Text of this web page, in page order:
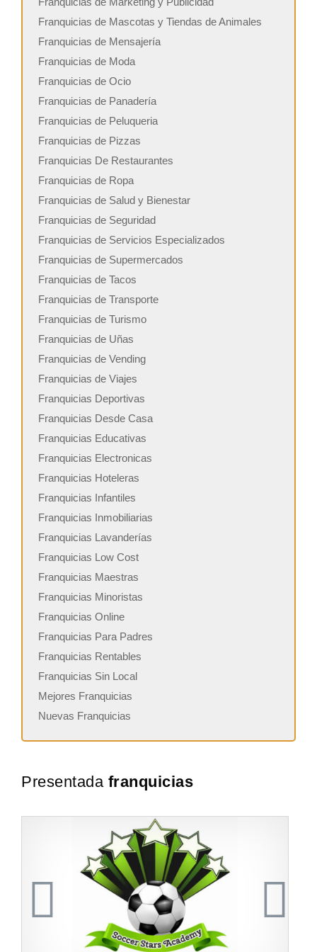
Franquicias de Mascotas y Tiendas de Animales
Franquicias de Mensajería
Franquicias de Moda
Franquicias de Ocio
Franquicias de Panadería
Franquicias de Peluqueria
Franquicias de Pizzas
Franquicias De Restaurantes
Franquicias de Ropa
Franquicias de Salud y Bienestar
Franquicias de Seguridad
Franquicias de Servicios Especializados
Franquicias de Supermercados
Franquicias de Tacos
Franquicias de Transporte
Franquicias de Turismo
Franquicias de Uñas
Franquicias de Vending
Franquicias de Viajes
Franquicias Deportivas
Franquicias Desde Casa
Franquicias Educativas
Franquicias Electronicas
Franquicias Hoteleras
Franquicias Infantiles
Franquicias Inmobiliarias
Franquicias Lavanderías
Franquicias Low Cost
Franquicias Maestras
Franquicias Minoristas
Franquicias Online
Franquicias Para Padres
Franquicias Rentables
Franquicias Sin Local
Mejores Franquicias
Nuevas Franquicias
Presentada franquicias